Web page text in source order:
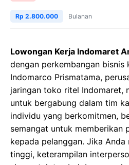
Rp 2.800.000 Bulanan
Lowongan Kerja Indomaret
dengan perkembangan bisnis
Indomarco Prismatama,
jaringan toko ritel Indomaret,
untuk bergabung dalam tim
individu yang berkomitmen,
semangat untuk memberikan
kepada pelanggan. Jika
tinggi, keterampilan